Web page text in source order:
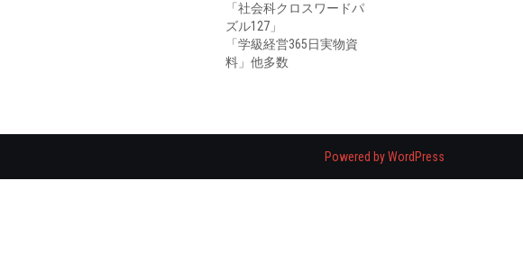
「社会科クロスワードパ
ズル127」
「学級経営365日実物資
料」他多数
Powered by WordPress